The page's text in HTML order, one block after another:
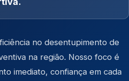
no desentupimento de
na região. Nosso foco é
imediato, confiança em cada